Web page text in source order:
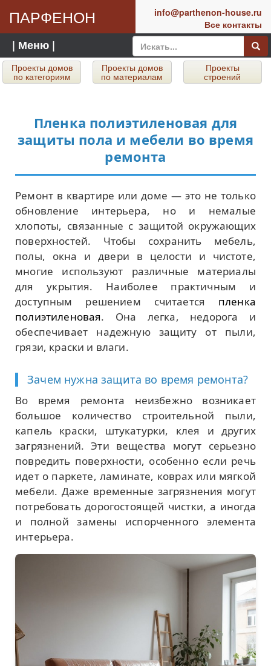
ПАРФЕНОН
info@parthenon-house.ru
Все контакты
| Меню |
Проекты домов
по категориям
Проекты домов
по материалам
Проекты
строений
Пленка полиэтиленовая для
защиты пола и мебели во время
ремонта
Ремонт в квартире или доме — это не только
обновление интерьера, но и немалые
хлопоты, связанные с защитой окружающих
поверхностей. Чтобы сохранить мебель,
полы, окна и двери в целости и чистоте,
многие используют различные материалы
для укрытия. Наиболее практичным и
доступным решением считается пленка
полиэтиленовая. Она легка, недорога и
обеспечивает надежную защиту от пыли,
грязи, краски и влаги.
Зачем нужна защита во время ремонта?
Во время ремонта неизбежно возникает
большое количество строительной пыли,
капель краски, штукатурки, клея и других
загрязнений. Эти вещества могут серьезно
повредить поверхности, особенно если речь
идет о паркете, ламинате, коврах или мягкой
мебели. Даже временные загрязнения могут
потребовать дорогостоящей чистки, а иногда
и полной замены испорченного элемента
интерьера.